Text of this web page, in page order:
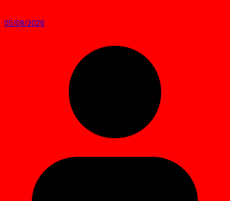
05/08/2026